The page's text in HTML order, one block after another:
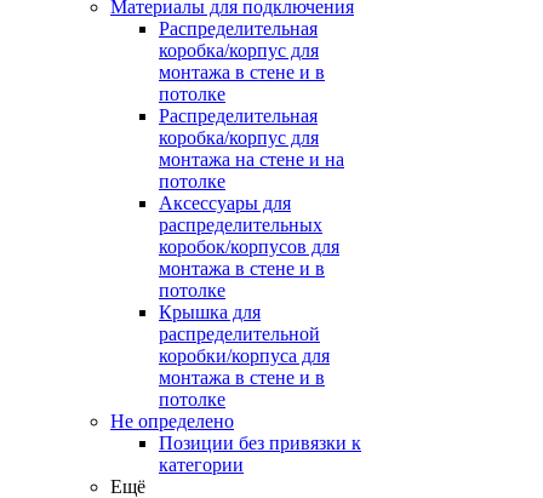
Материалы для подключения
Распределительная
коробка/корпус для
монтажа в стене и в
потолке
Распределительная
коробка/корпус для
монтажа на стене и на
потолке
Аксессуары для
распределительных
коробок/корпусов для
монтажа в стене и в
потолке
Крышка для
распределительной
коробки/корпуса для
монтажа в стене и в
потолке
Не определено
Позиции без привязки к
категории
Ещё